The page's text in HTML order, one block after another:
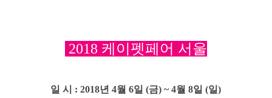
2018 케이펫페어 서울
일 시
: 2018년 4월 6일 (금) ~ 4월 8일 (일)